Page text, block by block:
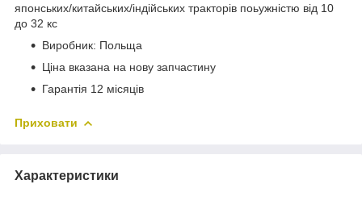
японських/китайських/індійських тракторів поьужністю від 10
до 32 кс
Виробник: Польща
Ціна вказана на нову запчастину
Гарантія 12 місяців
Приховати
Характеристики